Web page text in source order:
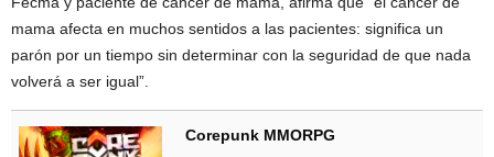
mama afecta en muchos sentidos a las pacientes: significa un
parón por un tiempo sin determinar con la seguridad de que nada
volverá a ser igual”.
Corepunk MMORPG